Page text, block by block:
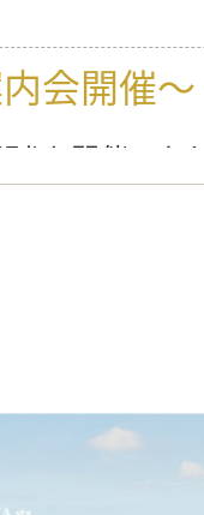
会開催～
)を開催いた
のある
超 ★平置き
合せくださ